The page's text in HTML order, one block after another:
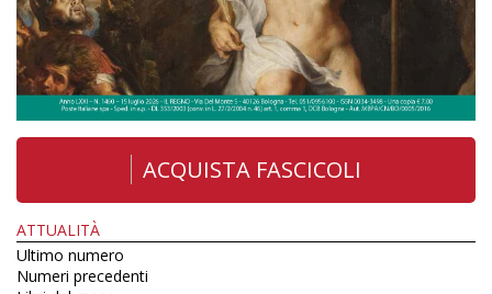
ACQUISTA FASCICOLI
ATTUALITÀ
Ultimo numero
Numeri precedenti